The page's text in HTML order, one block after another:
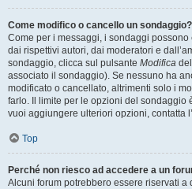
Come modifico o cancello un sondaggio?
Come per i messaggi, i sondaggi
dai rispettivi autori, dai moderatori e
sondaggio, clicca sul pulsante Modifica
associato il sondaggio). Se nessuno ha
modificato o cancellato, altrimenti solo i
farlo. Il limite per le opzioni del sondaggio
vuoi aggiungere ulteriori opzioni, contatta
Top
Perché non riesco ad accedere a un
Alcuni forum potrebbero essere riservati a